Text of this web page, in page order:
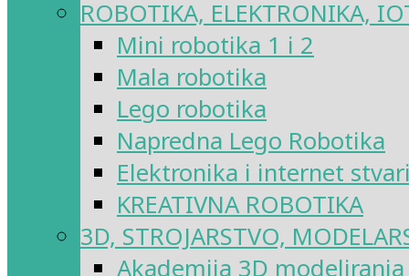
ROBOTIKA, ELEKTRONIKA,
Mini robotika 1 i 2
Mala robotika
Lego robotika
Napredna Lego Robotika
Elektronika i internet
KREATIVNA ROBOTIKA
3D, STROJARSTVO,
Akademija 3D